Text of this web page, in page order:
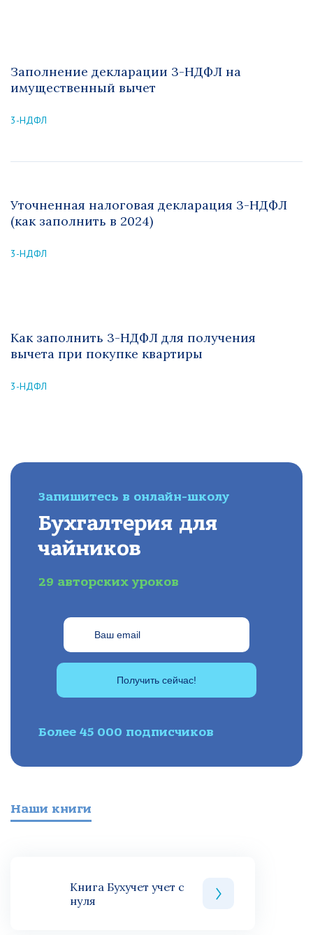
Заполнение декларации 3-НДФЛ на
имущественный вычет
3-НДФЛ
Уточненная налоговая декларация 3-НДФЛ
(как заполнить в 2024)
3-НДФЛ
Как заполнить 3-НДФЛ для получения
вычета при покупке квартиры
3-НДФЛ
Запишитесь в онлайн-школу
Бухгалтерия для
чайников
29 авторских уроков
Получить сейчас!
Более 45 000 подписчиков
Наши книги
Книга Бухучет учет с
нуля